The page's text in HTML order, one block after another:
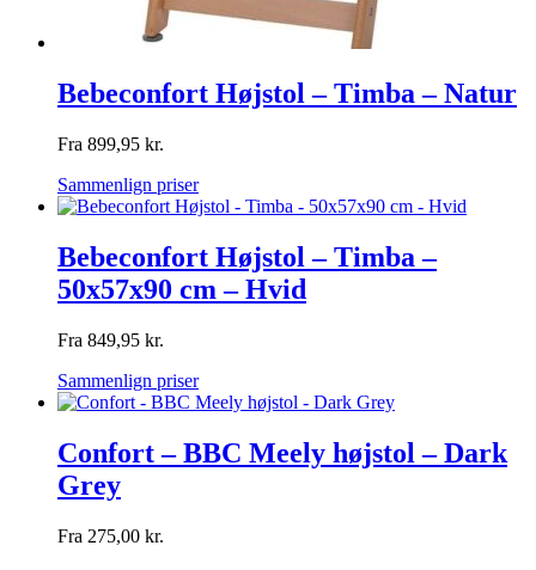
Bebeconfort Højstol – Timba – Natur
Fra 899,95 kr.
Sammenlign priser
Bebeconfort Højstol – Timba –
50x57x90 cm – Hvid
Fra 849,95 kr.
Sammenlign priser
Confort – BBC Meely højstol – Dark
Grey
Fra 275,00 kr.